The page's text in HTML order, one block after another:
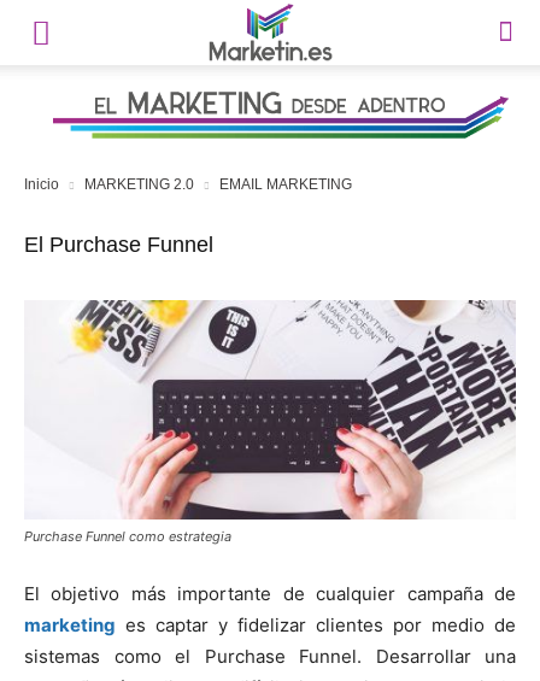
Inicio MARKETING 2.0 EMAIL MARKETING
El Purchase Funnel
Purchase Funnel como estrategia
El objetivo más importante de cualquier campaña de
marketing es captar y fidelizar clientes por medio de
sistemas como el Purchase Funnel. Desarrollar una